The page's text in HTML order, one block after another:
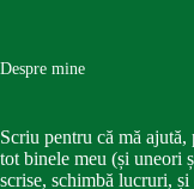
Despre mine
Scriu pentru că mă ajută,
tot binele meu (și uneori
scrise, schimbă lucruri,